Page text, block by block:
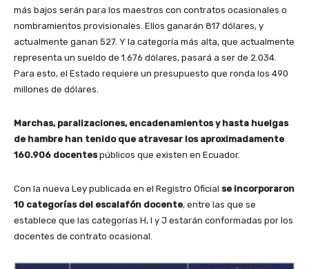
más bajos serán para los maestros con contratos ocasionales o
nombramientos provisionales. Ellos ganarán 817 dólares, y
actualmente ganan 527. Y la categoría más alta, que actualmente
representa un sueldo de 1.676 dólares, pasará a ser de 2.034.
Para esto, el Estado requiere un presupuesto que ronda los 490
millones de dólares.
Marchas, paralizaciones, encadenamientos y hasta huelgas
de hambre han tenido que atravesar los aproximadamente
160.906 docentespúblicos que existen en Ecuador.
Con la nueva Ley publicada en el Registro Oficial se incorporaron
10 categorías del escalafón docente, entre las que se
establece que las categorías H, I y J estarán conformadas por los
docentes de contrato ocasional.